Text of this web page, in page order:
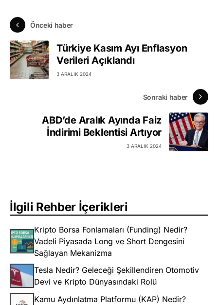
Önceki haber
Türkiye Kasım Ayı Enflasyon
Verileri Açıklandı
3 ARALIK 2024
Sonraki haber
ABD’de Aralık Ayında Faiz
İndirimi Beklentisi Artıyor
3 ARALIK 2024
İlgili Rehber İçerikleri
Kripto Borsa Fonlamaları (Funding) Nedir?
Vadeli Piyasada Long ve Short Dengesini
Sağlayan Mekanizma
Tesla Nedir? Geleceği Şekillendiren Otomotiv
Devi ve Kripto Dünyasındaki Rolü
Kamu Aydınlatma Platformu (KAP) Nedir?